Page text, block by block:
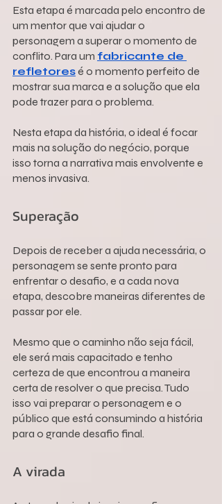
Esta etapa é marcada pelo encontro de
um mentor que vai ajudar o
personagem a superar o momento de
conflito. Para um fabricante de
refletores é o momento perfeito de
mostrar sua marca e a solução que ela
pode trazer para o problema.
Nesta etapa da história, o ideal é focar
mais na solução do negócio, porque
isso torna a narrativa mais envolvente e
menos invasiva.
Superação
Depois de receber a ajuda necessária, o
personagem se sente pronto para
enfrentar o desafio, e a cada nova
etapa, descobre maneiras diferentes de
passar por ele.
Mesmo que o caminho não seja fácil,
ele será mais capacitado e tenho
certeza de que encontrou a maneira
certa de resolver o que precisa. Tudo
isso vai preparar o personagem e o
público que está consumindo a história
para o grande desafio final.
A virada